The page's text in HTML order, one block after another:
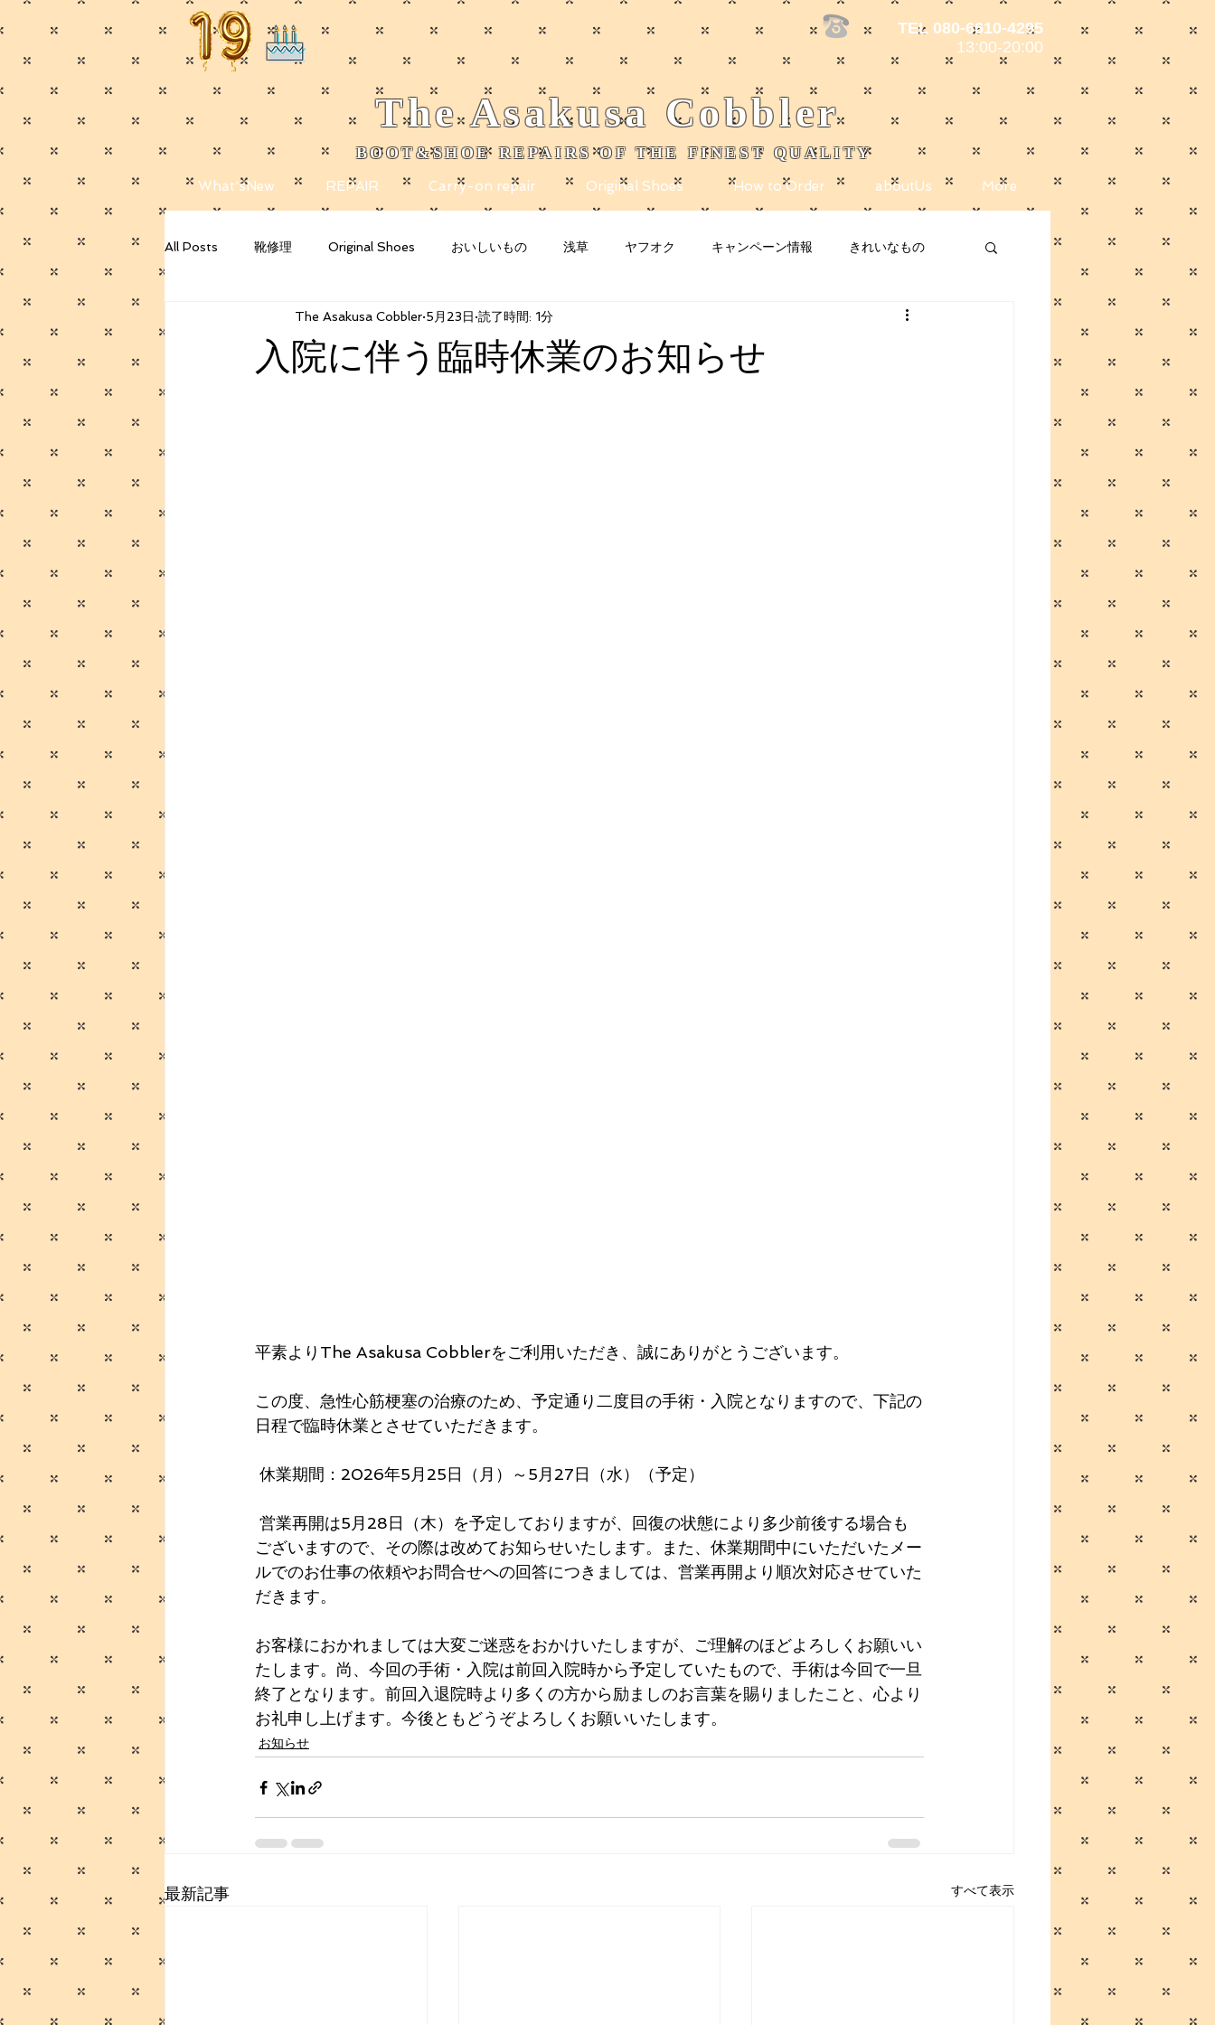
TEL 080-6610-4295
13:00-20:00
TheAsakusa Cobbler
​BOOT&SHOE REPAIRS OF THE FINEST QUALITY
What'sNew REPAIR Carry-on repair Original Shoes How to Order aboutUs More
All Posts 靴修理 Original Shoes おいしいもの 浅草 ヤフオク キャンペーン情報 きれいなもの
Your Community Blogging Tips メディア掲載
入院に伴う臨時休業のお知らせ
The Asakusa Cobbler 5月23日 読了時間: 1分
平素よりThe Asakusa Cobblerをご利用いただき、誠にありがとうございます。
この度、急性心筋梗塞の治療のため、予定通り二度目の手術・入院となりますので、下記の
日程で臨時休業とさせていただきます。
休業期間：2026年5月25日（月）～5月27日（水）（予定）
ございますので、その際は改めてお知らせいたします。また、休業期間中にいただいたメー
ルでのお仕事の依頼やお問合せへの回答につきましては、営業再開より順次対応させていた
だきます。
お客様におかれましては大変ご迷惑をおかけいたしますが、ご理解のほどよろしくお願いい
たします。尚、今回の手術・入院は前回入院時から予定していたもので、手術は今回で一旦
終了となります。前回入退院時より多くの方から励ましのお言葉を賜りましたこと、心より
お礼申し上げます。今後ともどうぞよろしくお願いいたします。
お知らせ
最新記事 すべて表示